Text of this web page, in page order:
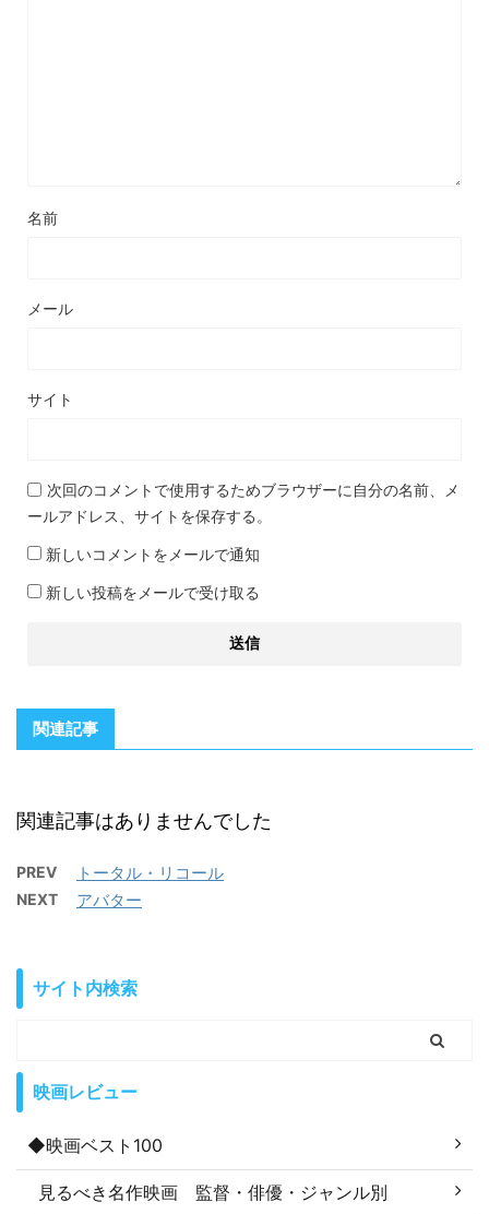
名前
メール
サイト
次回のコメントで使用するためブラウザーに自分の名前、メ
ールアドレス、サイトを保存する。
新しいコメントをメールで通知
新しい投稿をメールで受け取る
関連記事
関連記事はありませんでした
PREV トータル・リコール
NEXT アバター
サイト内検索
映画レビュー
◆映画ベスト100
見るべき名作映画 監督・俳優・ジャンル別